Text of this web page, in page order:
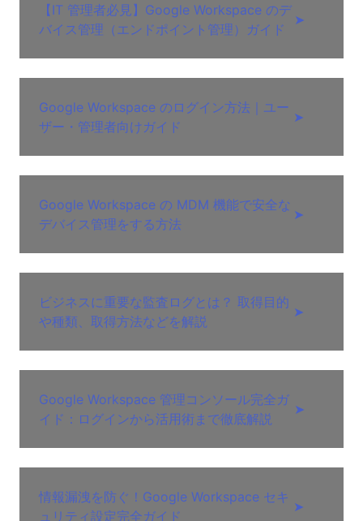
【IT 管理者必見】Google Workspace のデ
バイス管理（エンドポイント管理）ガイド
➤
Google Workspace のログイン方法｜ユー
ザー・管理者向けガイド
➤
Google Workspace の MDM 機能で安全な
デバイス管理をする方法
➤
ビジネスに重要な監査ログとは？ 取得目的
や種類、取得方法などを解説
➤
Google Workspace 管理コンソール完全ガ
イド：ログインから活用術まで徹底解説
➤
情報漏洩を防ぐ！Google Workspace セキ
ュリティ設定完全ガイド
➤